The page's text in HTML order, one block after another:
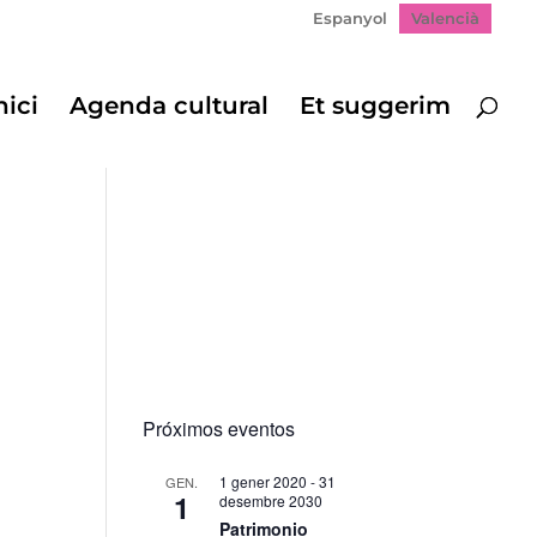
Espanyol Valencià
Agenda cultural Et suggerim
Próximos eventos
GEN.
1
1 gener 2020 -31
desembre 2030
Patrimonio